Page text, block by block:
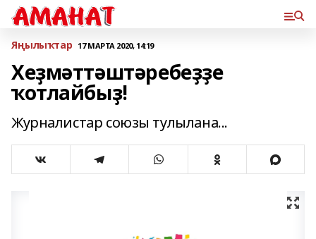
Яңылыҡтар 17 МАРТА 2020, 14:19
Хеҙмәттәштәребеҙҙе
ҡотлайбыҙ!
Журналистар союзы тулылана...